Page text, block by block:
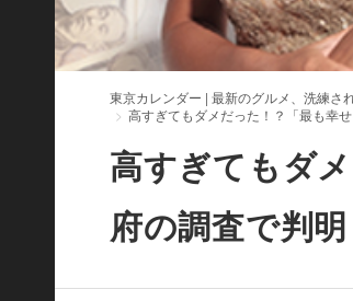
東京カレンダー | 最新のグルメ、洗練さ
高すぎてもダメだった！？「最も幸
高すぎてもダ
府の調査で判明